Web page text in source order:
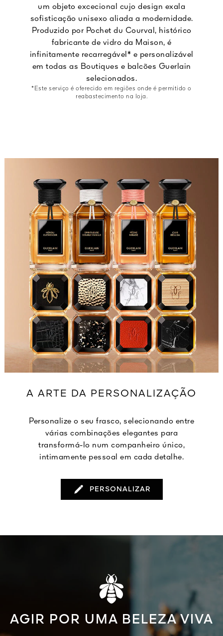
um objeto excecional cujo design exala
sofisticação unisexo aliada a modernidade.
Produzido por Pochet du Courval, histórico
fabricante de vidro da Maison, é
infinitamente recarregável* e personalizável
em todas as Boutiques e balcões Guerlain
selecionados.
*Este serviço é oferecido em regiões onde é permitido o
reabastecimento na loja.
A ARTE DA PERSONALIZAÇÃO
Personalize o seu frasco, selecionando entre
várias combinações elegantes para
transformá-lo num companheiro único,
intimamente pessoal em cada detalhe.
PERSONALIZAR
AGIR POR UMA BELEZA VIVA